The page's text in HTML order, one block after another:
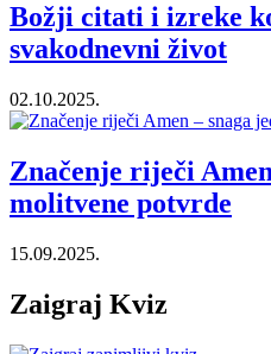
Božji citati i izreke
svakodnevni život
02.10.2025.
Značenje riječi
molitvene potvrde
15.09.2025.
Zaigraj Kviz